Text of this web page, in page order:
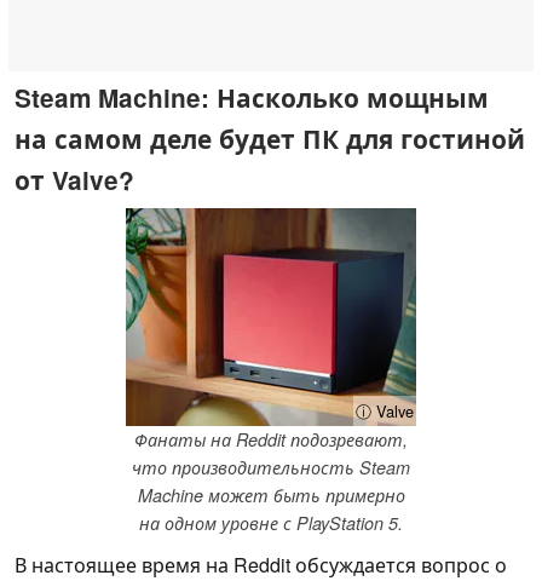
Steam Machine: Насколько мощным
на самом деле будет ПК для гостиной
от Valve?
ⓘ Valve
Фанаты на Reddit подозревают,
что производительность Steam
Machine может быть примерно
на одном уровне с PlayStation 5.
В настоящее время на Reddit обсуждается вопрос о